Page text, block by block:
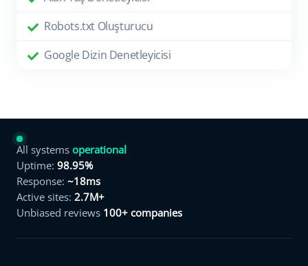
Robots.txt Oluşturucu
Google Dizin Denetleyicisi
All systems operational
Uptime: 98.95%
Response: ~18ms
Active sites: 2.7M+
Unbiased reviews 100+ companies